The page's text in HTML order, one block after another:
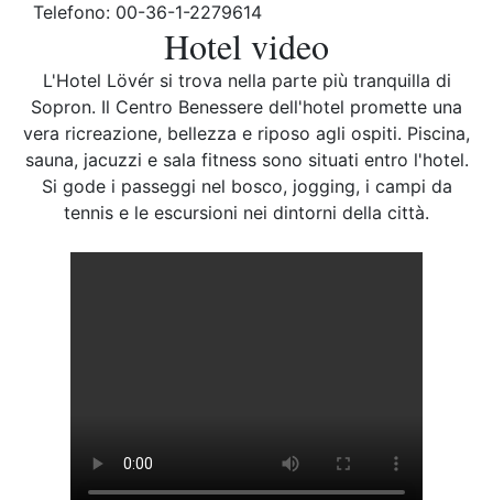
Telefono: 00-36-1-2279614
Hotel video
L'Hotel Lövér si trova nella parte più tranquilla di
Sopron. Il Centro Benessere dell'hotel promette una
vera ricreazione, bellezza e riposo agli ospiti. Piscina,
sauna, jacuzzi e sala fitness sono situati entro l'hotel.
Si gode i passeggi nel bosco, jogging, i campi da
tennis e le escursioni nei dintorni della città.